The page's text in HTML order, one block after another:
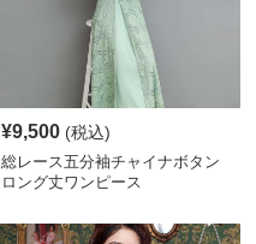
¥9,500 (税込)
総レース五分袖チャイナボタン
ロング丈ワンピース